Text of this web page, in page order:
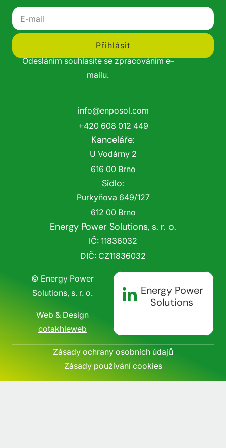
Přihlásit
Odesláním souhlasíte se zpracováním e-
mailu.
info@enposol.com
+420 608 012 449
Kanceláře:
U Vodárny 2
616 00 Brno
Sídlo:
Purkyňova 649/127
612 00 Brno
Energy Power Solutions, s. r. o.
IČ: 11836032
DIČ: CZ11836032
© Energy Power
Solutions, s. r. o.
Web & Design
cotakhleweb
Energy Power
Solutions
Zásady ochrany osobních údajů
Zásady používání cookies